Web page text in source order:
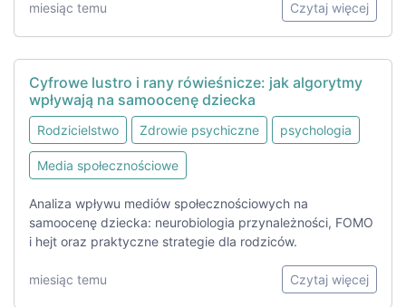
miesiąc temu Czytaj więcej
Cyfrowe lustro i rany rówieśnicze: jak algorytmy
wpływają na samoocenę dziecka
Rodzicielstwo Zdrowie psychiczne psychologia
Media społecznościowe
Analiza wpływu mediów społecznościowych na
samoocenę dziecka: neurobiologia przynależności, FOMO
i hejt oraz praktyczne strategie dla rodziców.
miesiąc temu Czytaj więcej